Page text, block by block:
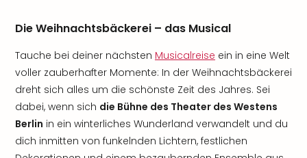
Die Weihnachtsbäckerei – das Musical
Tauche bei deiner nächsten Musicalreise ein in eine Welt
voller zauberhafter Momente: In der Weihnachtsbäckerei
dreht sich alles um die schönste Zeit des Jahres. Sei
dabei, wenn sich die Bühne des Theater des Westens
Berlin in ein winterliches Wunderland verwandelt und du
dich inmitten von funkelnden Lichtern, festlichen